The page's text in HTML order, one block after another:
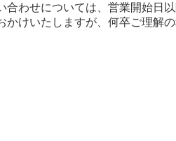
合わせについては、営業開始日
かけいたしますが、何卒ご理解